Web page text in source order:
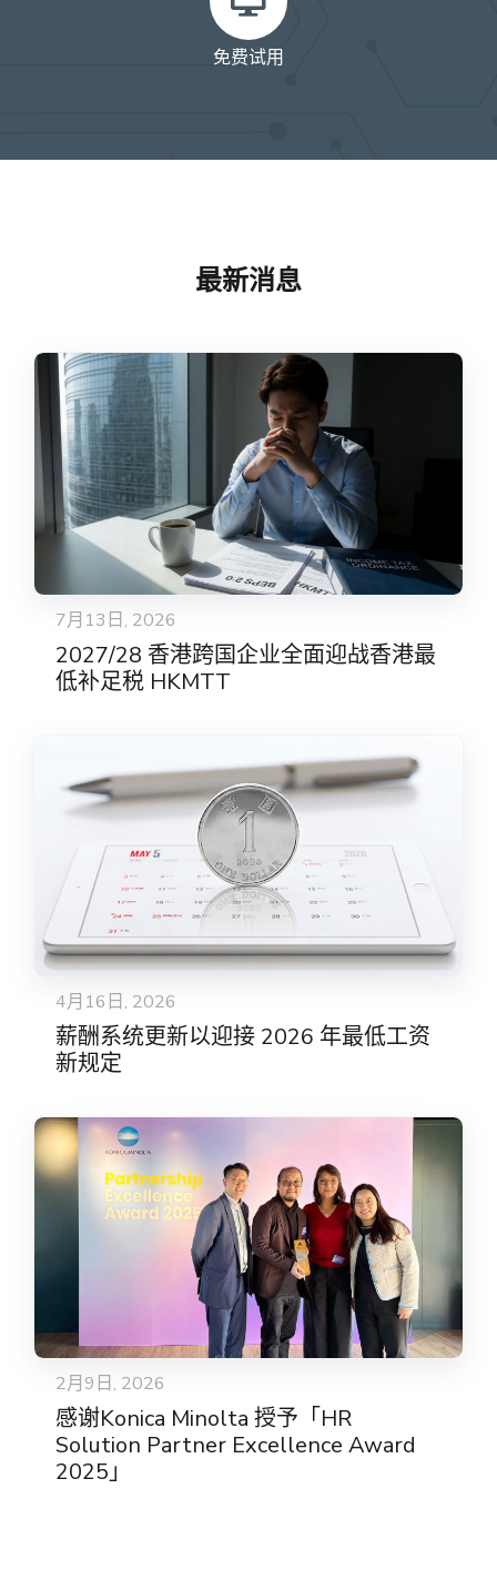
免费试用
最新消息
7月13日, 2026
2027/28 香港跨国企业全面迎战香港最
低补足税 HKMTT
4月16日, 2026
薪酬系统更新以迎接 2026 年最低工资
新规定
2月9日, 2026
感谢Konica Minolta 授予「HR
Solution Partner Excellence Award
2025」